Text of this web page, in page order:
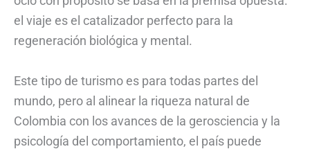
el viaje es el catalizador perfecto para la
regeneración biológica y mental.
Este tipo de turismo es para todas partes del
mundo, pero al alinear la riqueza natural de
Colombia con los avances de la gerosciencia y la
psicología del comportamiento, el país puede